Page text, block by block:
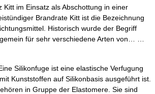
im Einsatz als Abschottung in einer
Brandrate Kitt ist die Bezeichnung
Historisch wurde der Begriff
für sehr verschiedene Arten von… …
Silikonfuge ist eine elastische Verfugung
Kunststoffen auf Silikonbasis ausgeführt ist.
in Gruppe der Elastomere. Sie sind